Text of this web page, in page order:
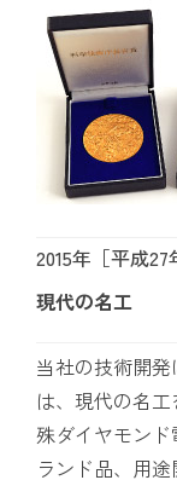
2015年［平成27
現代の名工
当社の技術開
は、現代の名
殊ダイヤモン
ランド品、用